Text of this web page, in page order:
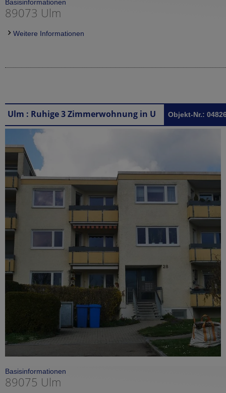
Basisinformationen
89073 Ulm
Weitere Informationen
Objekt-Nr.:
Basisinformationen
89075 Ulm